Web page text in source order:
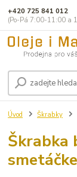
+420 725 841 012
(Po-Pá 7:00-11:00 a
Úvod Škrabky
Škrabka